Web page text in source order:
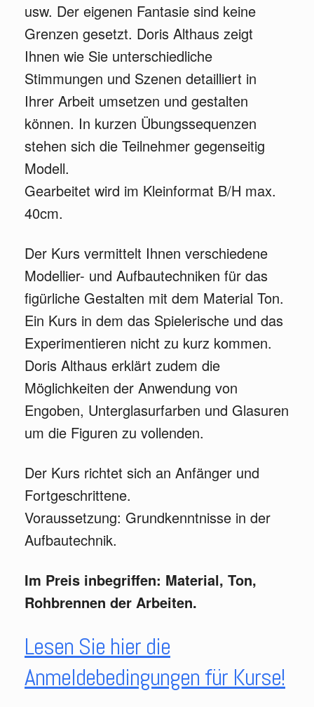
usw. Der eigenen Fantasie sind keine
Grenzen gesetzt. Doris Althaus zeigt
Ihnen wie Sie unterschiedliche
Stimmungen und Szenen detailliert in
Ihrer Arbeit umsetzen und gestalten
können. In kurzen Übungssequenzen
stehen sich die Teilnehmer gegenseitig
Modell.
Gearbeitet wird im Kleinformat B/H max.
40cm.
Der Kurs vermittelt Ihnen verschiedene
Modellier- und Aufbautechniken für das
figürliche Gestalten mit dem Material Ton.
Ein Kurs in dem das Spielerische und das
Experimentieren nicht zu kurz kommen.
Doris Althaus erklärt zudem die
Möglichkeiten der Anwendung von
Engoben, Unterglasurfarben und Glasuren
um die Figuren zu vollenden.
Der Kurs richtet sich an Anfänger und
Fortgeschrittene.
Voraussetzung: Grundkenntnisse in der
Aufbautechnik.
Im Preis inbegriffen: Material, Ton,
Rohbrennen der Arbeiten.
Lesen Sie hier die
Anmeldebedingungen für Kurse!